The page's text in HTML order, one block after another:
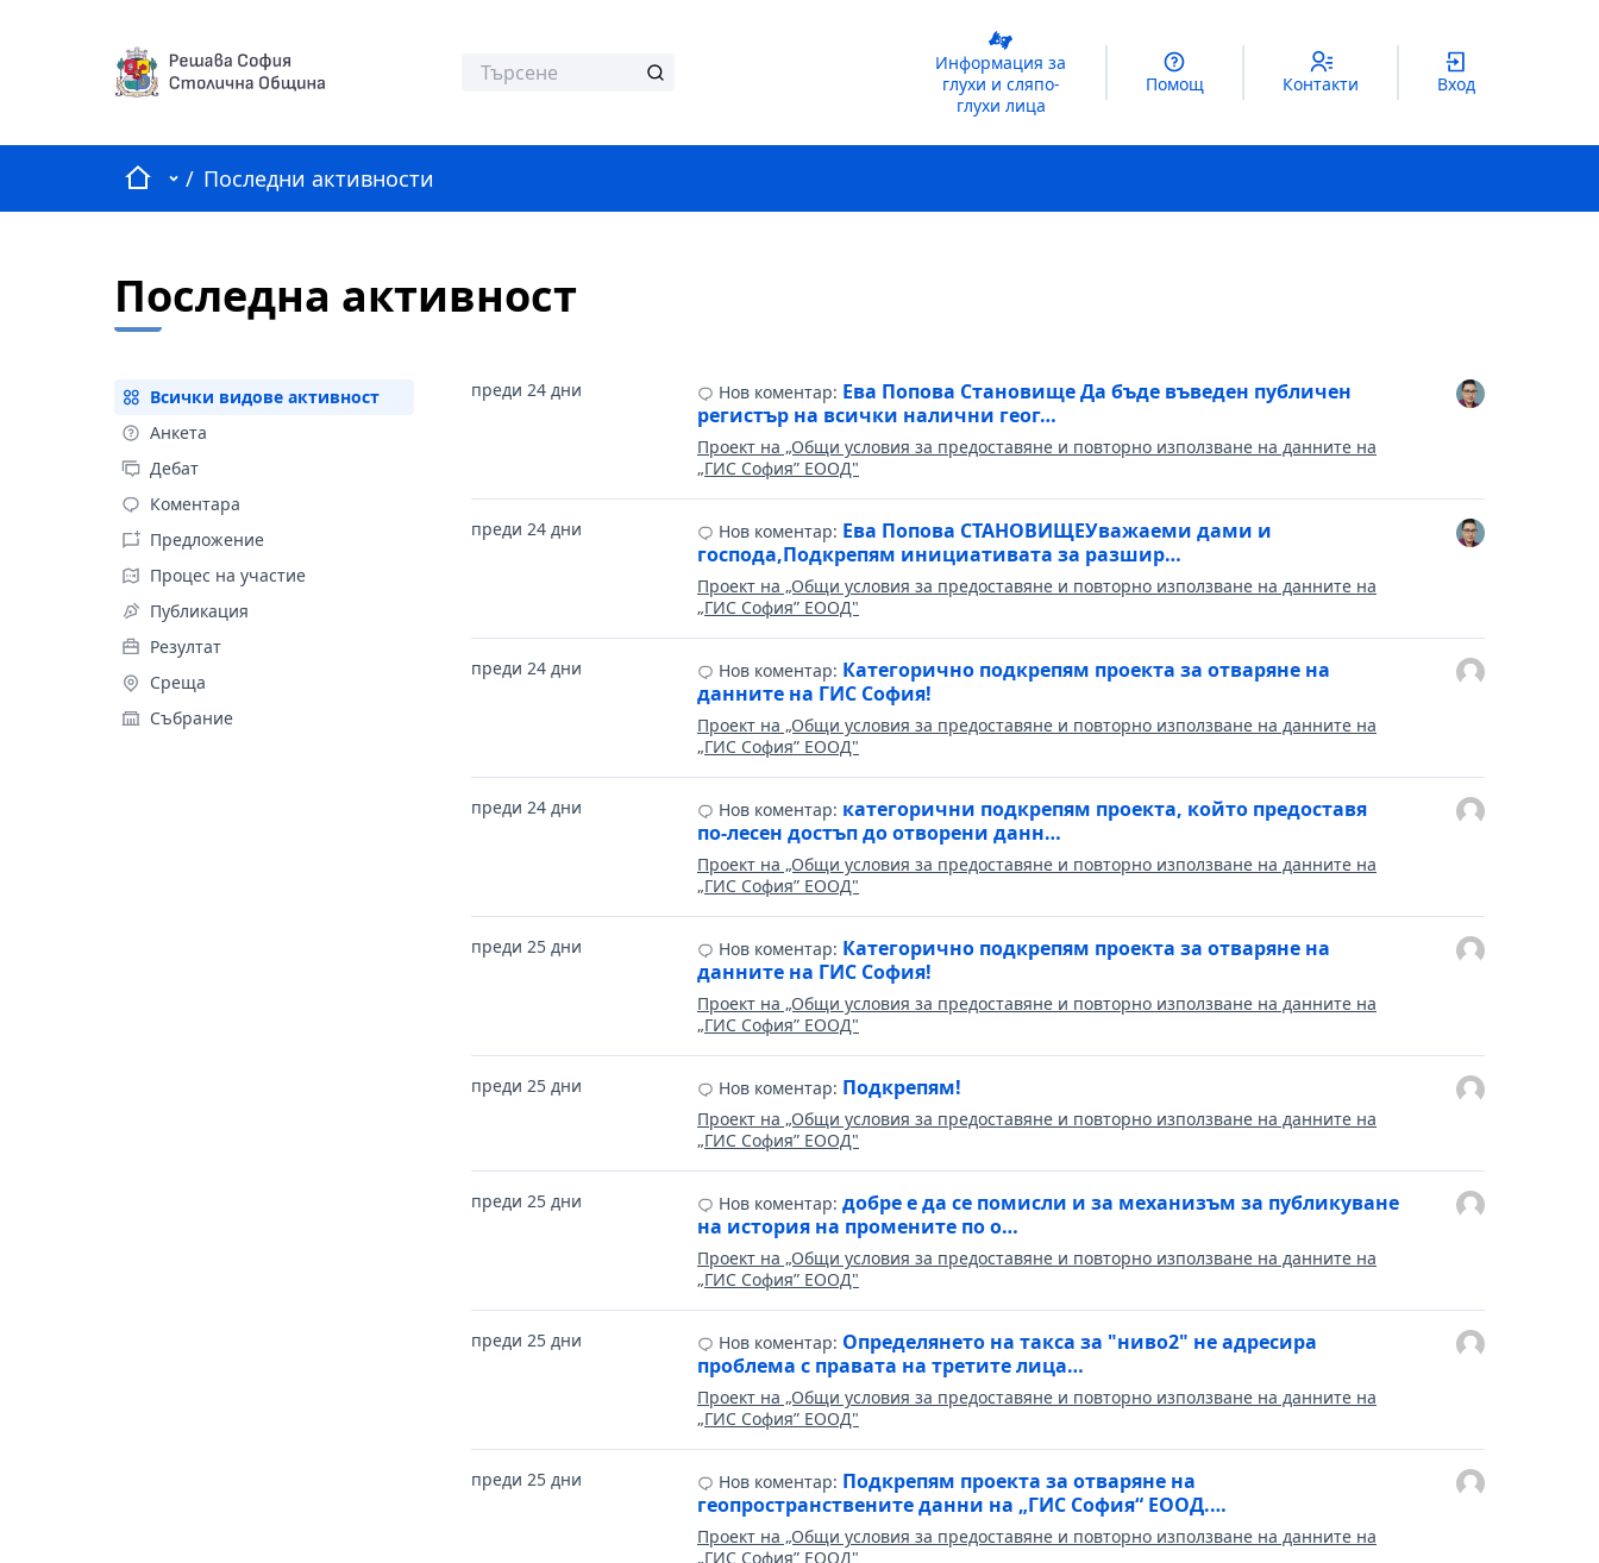
Информация за
глухи и сляпо-
глухи лица
Помощ Контакти Вход
НачалоГлавно меню
/ Последни активности
Последна активност
Всички видове активност
Всички видове активност
Анкета
Анкета
ДебатДебат
Коментара
Коментара
Предложение
Предложение
Процес на участие
Процес на участие
Публикация
Публикация
Резултат
Резултат
Среща
Среща
Събрание
Събрание
преди 24 дни Нов коментар: Ева Попова Становище Да бъде въведен публичен
регистър на всички налични геог…
Проект на „Общи условия за предоставяне и повторно използване на данните на
„ГИС София” ЕООД"
преди 24 дни Нов коментар: Ева Попова СТАНОВИЩЕУважаеми дами и
господа,Подкрепям инициативата за разшир…
Проект на „Общи условия за предоставяне и повторно използване на данните на
„ГИС София” ЕООД"
преди 24 дни Нов коментар: Категорично подкрепям проекта за отваряне на
данните на ГИС София!
Проект на „Общи условия за предоставяне и повторно използване на данните на
„ГИС София” ЕООД"
преди 24 дни Нов коментар: категорични подкрепям проекта, който предоставя
по-лесен достъп до отворени данн…
Проект на „Общи условия за предоставяне и повторно използване на данните на
„ГИС София” ЕООД"
преди 25 дни Нов коментар: Категорично подкрепям проекта за отваряне на
данните на ГИС София!
Проект на „Общи условия за предоставяне и повторно използване на данните на
„ГИС София” ЕООД"
преди 25 дни Нов коментар: Подкрепям!
Проект на „Общи условия за предоставяне и повторно използване на данните на
„ГИС София” ЕООД"
преди 25 дни Нов коментар: добре е да се помисли и за механизъм за публикуване
на история на промените по о…
Проект на „Общи условия за предоставяне и повторно използване на данните на
„ГИС София” ЕООД"
преди 25 дни Нов коментар: Определянето на такса за "ниво2" не адресира
проблема с правата на третите лица…
Проект на „Общи условия за предоставяне и повторно използване на данните на
„ГИС София” ЕООД"
преди 25 дни Нов коментар: Подкрепям проекта за отваряне на
геопространствените данни на „ГИС София“ ЕООД.…
Проект на „Общи условия за предоставяне и повторно използване на данните на
„ГИС София” ЕООД"